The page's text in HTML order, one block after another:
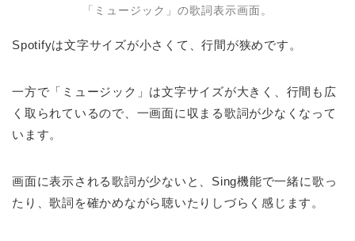
「ミュージック」の歌詞表示画面。
Spotifyは文字サイズが小さくて、行間が狭めです。
一方で「ミュージック」は文字サイズが大きく、行間も広
く取られているので、一画面に収まる歌詞が少なくなって
います。
画面に表示される歌詞が少ないと、Sing機能で一緒に歌っ
たり、歌詞を確かめながら聴いたりしづらく感じます。